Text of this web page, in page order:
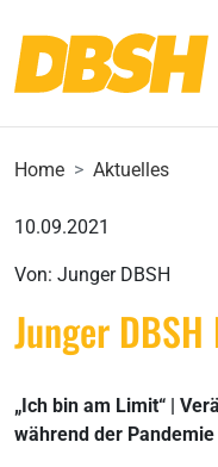
Home Aktuelles
10.09.2021
Von: Junger DBSH
Junger
„Ich bin am Limit“ |
während der